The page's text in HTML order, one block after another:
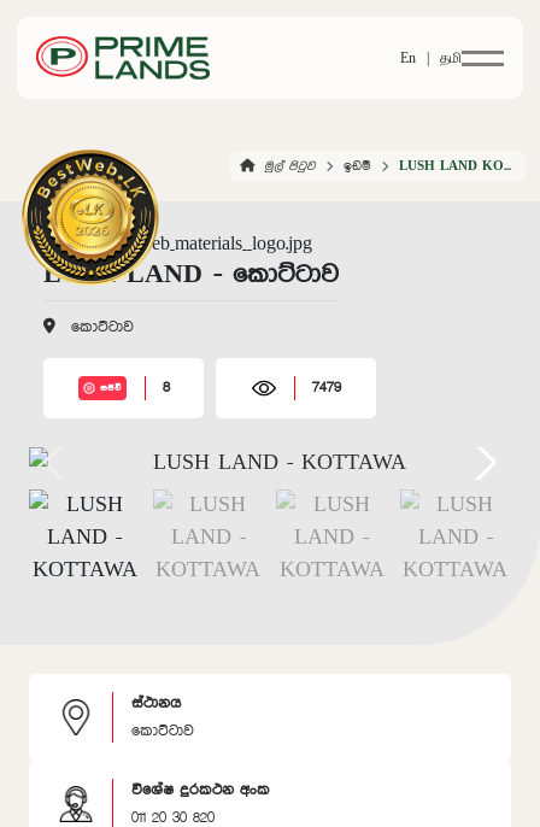
En | தமி
මුල් පිටුව ඉඩම් LUSH LAND KOTTAWA
LUSH LAND - කොට්ටාව
කොට්ටාව
සජීවී 8 7479
ස්ථානය
කොට්ටාව
විශේෂ දුරකථන අංක
011 20 30 820